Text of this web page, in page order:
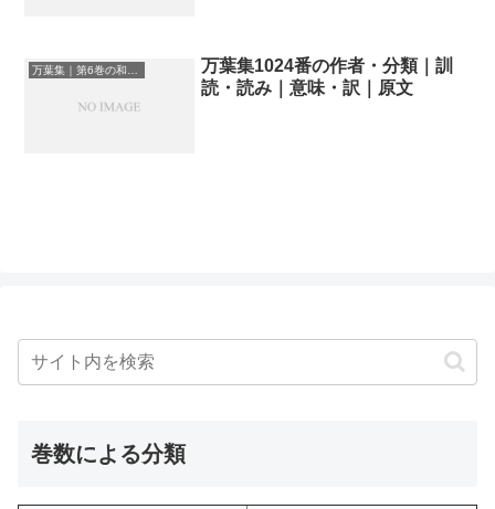
万葉集1024番の作者・分類｜訓
読・読み｜意味・訳｜原文
巻数による分類